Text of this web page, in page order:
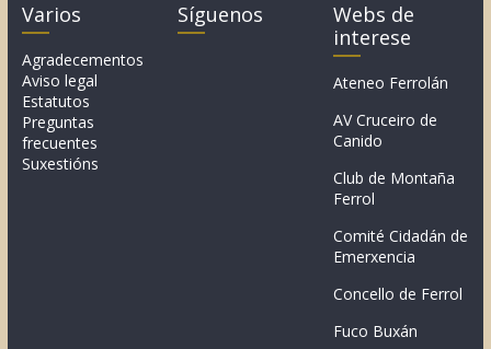
Varios
Agradecementos
Aviso legal
Estatutos
Preguntas
frecuentes
Suxestións
Síguenos
Webs de
interese
Ateneo Ferrolán
AV Cruceiro de
Canido
Club de Montaña
Ferrol
Comité Cidadán de
Emerxencia
Concello de Ferrol
Fuco Buxán